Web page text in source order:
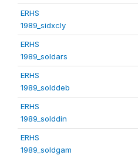
ERHS
1989_sidxcly
ERHS
1989_soldars
ERHS
1989_solddeb
ERHS
1989_solddin
ERHS
1989_soldgam